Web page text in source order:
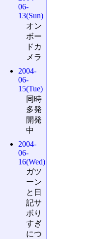
06-
13(Sun)
オン
ボー
ドカ
メラ
2004-
06-
15(Tue)
同時
多発
開発
中
2004-
06-
16(Wed)
ガツ
ーン
と日
記サ
ボり
すぎ
につ